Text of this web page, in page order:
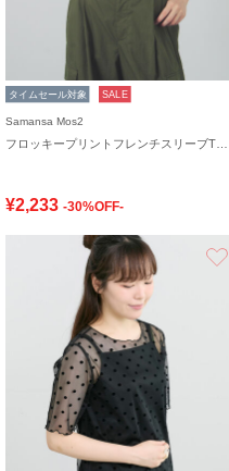
タイムセール対象 SALE
Samansa Mos2
¥2,233 -30%OFF-